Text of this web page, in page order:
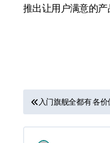
推出让用户满意的产
文
章
导
入门旗舰全都有 各